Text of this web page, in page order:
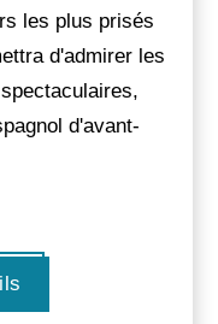
les plus prisés
d'admirer les
d'avant-